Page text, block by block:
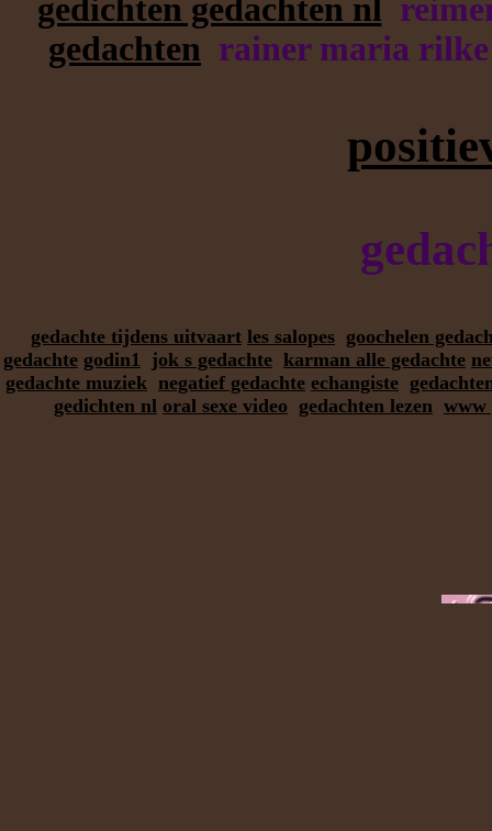
gedichten gedachten nl
gedachten rainer maria
gedachte tijdens uitvaart les salopes goochelen
gedachte godin1 jok s gedachte karman alle gedachte
gedachte muziek negatief gedachte echangiste
gedichten nl oral sexe video gedachten lezen www